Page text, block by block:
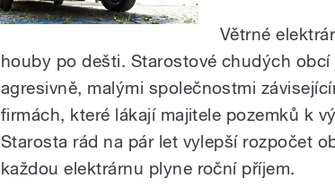
Větrné
houby po dešti. Starostové chudých
agresivně, malými společnostmi
firmách, které lákají majitele pozemků k
Starosta rád na pár let vylepší rozpočet
každou elektrárnu plyne roční příjem.